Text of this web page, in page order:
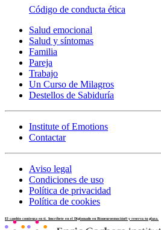
Código de conducta ética
Salud emocional
Salud y síntomas
Familia
Pareja
Trabajo
Un Curso de Milagros
Destellos de Sabiduría
Institute of Emotions
Contactar
Aviso legal
Condiciones de uso
Política de privacidad
Política de cookies
El cambio comienza en ti. Inscríbete en el Diplomado en Bioneuroemoción® y reserva tu plaza.